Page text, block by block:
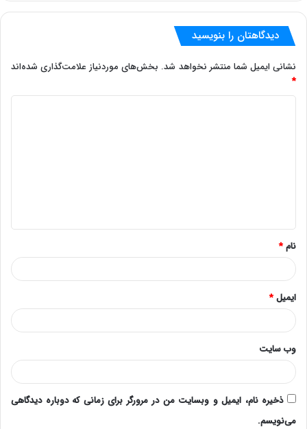
دیدگاهتان را بنویسید
نشانی ایمیل شما منتشر نخواهد شد. بخش‌های موردنیاز علامت‌گذاری شده‌اند
*
*
نام*
ایمیل*
وب‌ سایت
ذخیره نام، ایمیل و وبسایت من در مرورگر برای زمانی که دوباره دیدگاهی
می‌نویسم.